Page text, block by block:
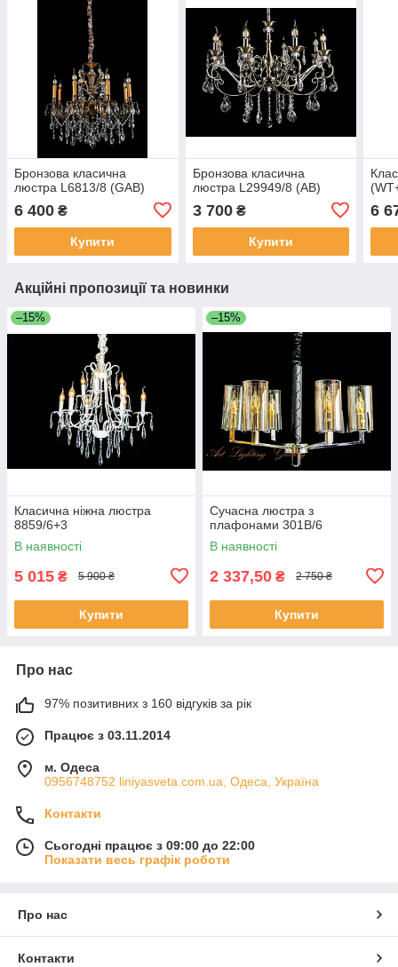
Бронзова класична
люстра L6813/8 (GAB)
6 400 ₴
Купити
Бронзова класична
люстра L29949/8 (AB)
3 700₴
Купити
6
Акційні пропозиції та новинки
–15%
Класична ніжна люстра
8859/6+3
В наявності
5 015 ₴ 5 900 ₴
Купити
–15%
Сучасна люстра з
плафонами 301B/6
В наявності
2 337,50 ₴ 2 750 ₴
Купити
Про нас
97% позитивних з 160 відгуків за рік
Працює з 03.11.2014
м. Одеса
0956748752 liniyasveta.com.ua, Одеса, Україна
Контакти
Сьогодні працює з 09:00 до 22:00
Показати весь графік роботи
Про нас
Контакти